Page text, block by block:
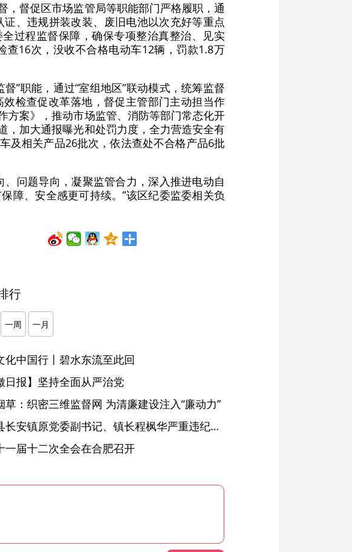
，督促区市场监管局等职能部门严格履职，通
、违规拼装改装、废旧电池以次充好等重点
过程监督保障，确保专项整治真整治、见实
16次，没收不合格电动车12辆，罚款1.8万
”职能，通过“室组地区”联动模式，统筹监督
检查促改革落地，督促主管部门主动担当作
方案》，推动市场监管、消防等部门常态化开
，加大通报曝光和处罚力度，全力营造安全有
及相关产品26批次，依法查处不合格产品6批
问题导向，凝聚监管合力，深入推进电动自
障、安全感更可持续。”该区纪委监委相关负
行
一周 一月
化中国行丨碧水东流至此回
日报】坚持全面从严治党
草：织密三维监督网 为清廉建设注入“廉动力”
绩溪县长安镇原党委副书记、镇长程枫华严重违纪违法被开除党籍和公职
一届十二次全会在合肥召开